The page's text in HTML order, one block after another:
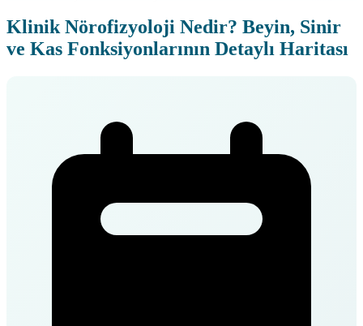
Klinik Nörofizyoloji Nedir? Beyin, Sinir
ve Kas Fonksiyonlarının Detaylı Haritası